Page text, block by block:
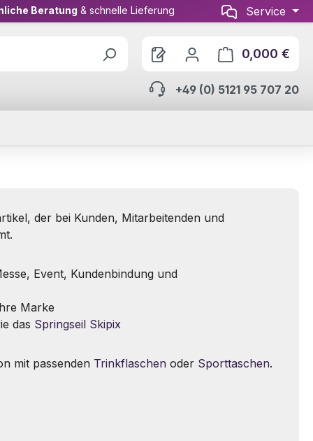
Beratung & schnelle Lieferung Service
0,000 €
+49 (0) 5121 95 707 20
der bei Kunden, Mitarbeitenden und
Event, Kundenbindung und
Marke
das Springseil Skipix
mit passenden Trinkflaschen oder Sporttaschen.